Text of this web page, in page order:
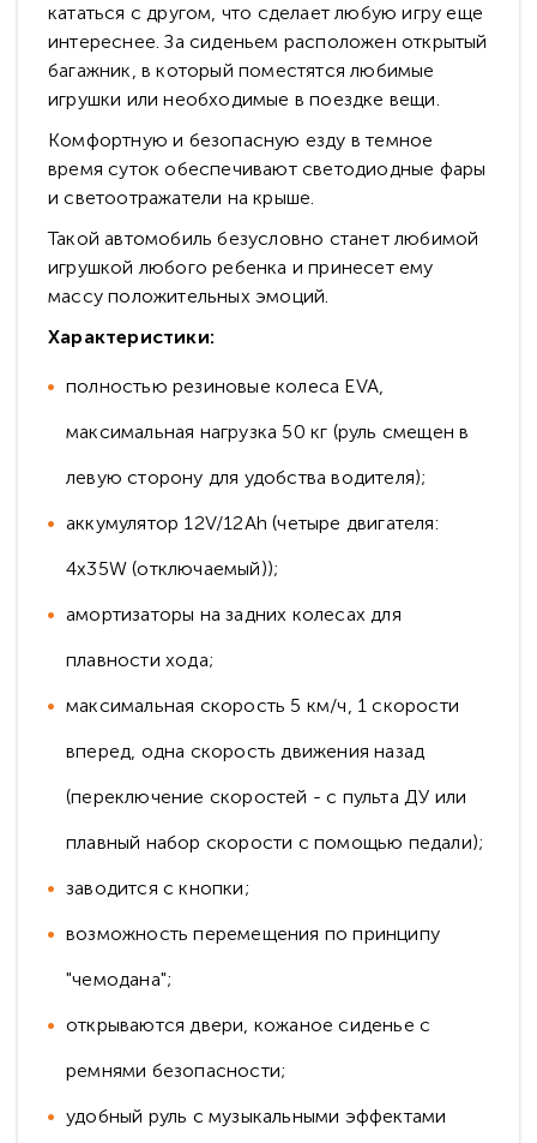
кататься с другом, что сделает любую игру еще
интереснее. За сиденьем расположен открытый
багажник, в который поместятся любимые
игрушки или необходимые в поездке вещи.
Комфортную и безопасную езду в темное
время суток обеспечивают светодиодные фары
и светоотражатели на крыше.
Такой автомобиль безусловно станет любимой
игрушкой любого ребенка и принесет ему
массу положительных эмоций.
Характеристики:
полностью резиновые колеса EVA,
максимальная нагрузка 50 кг (руль смещен в
левую сторону для удобства водителя);
аккумулятор 12V/12Ah (четыре двигателя:
4x35W (отключаемый));
амортизаторы на задних колесах для
плавности хода;
максимальная скорость 5 км/ч, 1 скорости
вперед, одна скорость движения назад
(переключение скоростей - с пульта ДУ или
плавный набор скорости с помощью педали);
заводится с кнопки;
возможность перемещения по принципу
"чемодана";
открываются двери, кожаное сиденье с
ремнями безопасности;
удобный руль с музыкальными эффектами